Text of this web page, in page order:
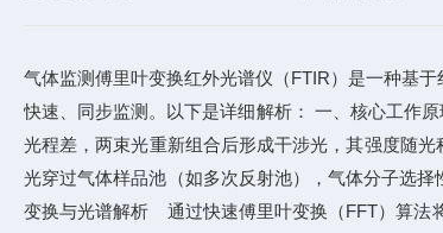
气体监测傅里叶变换红外光谱仪（FTIR）是一种基
快速、同步监测。以下是详细解析： 一、核心工作
光程差，两束光重新组合后形成干涉光，其强度随
光穿过气体样品池（如多次反射池），气体分子选
变换与光谱解析 通过快速傅里叶变换（FFT）算法